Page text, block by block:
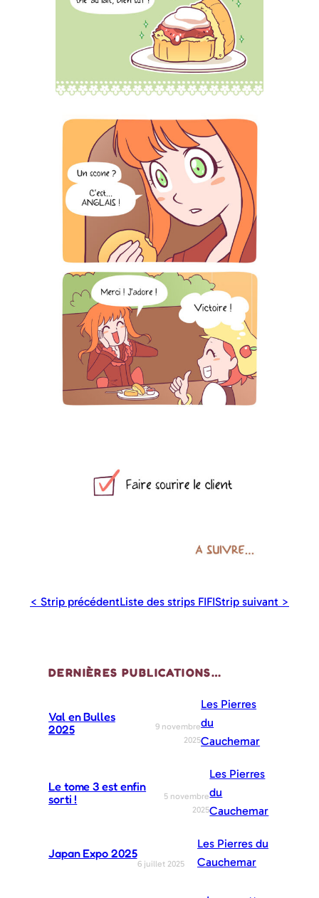
< Strip précédentListe des strips FIFIStrip suivant >
DERNIÈRES PUBLICATIONS…
Val en Bulles
2025
9 novembre
2025
Les Pierres
du
Cauchemar
Le tome 3 est enfin
sorti !
5 novembre
2025
Les Pierres
du
Cauchemar
Japan Expo 2025
6 juillet 2025
Les Pierres du
Cauchemar